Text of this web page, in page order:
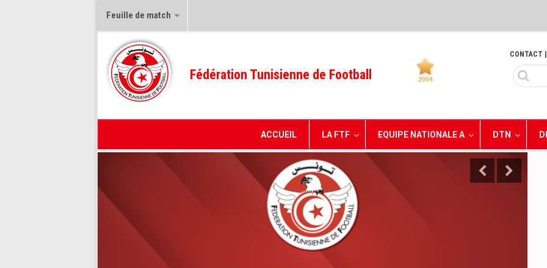
Feuille de match
Fédération Tunisienne de Football
CONTACT
ACCUEIL LA FTF EQUIPE NATIONALE A DTN